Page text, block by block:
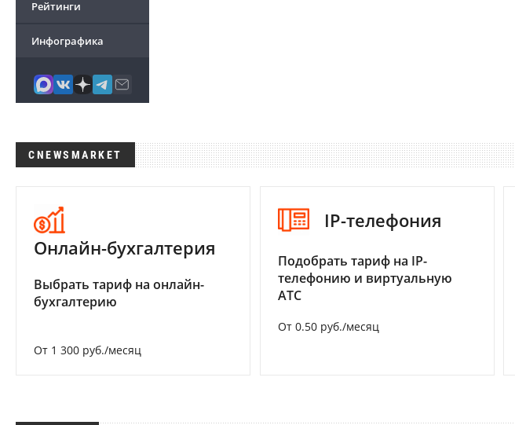
Рейтинги
Инфографика
CNEWSMARKET
Онлайн-бухгалтерия
Выбрать тариф на онлайн-
бухгалтерию
От 1 300 руб./месяц
IP-телефония
Подобрать тариф на IP-
телефонию и виртуальную
АТС
От 0.50 руб./месяц